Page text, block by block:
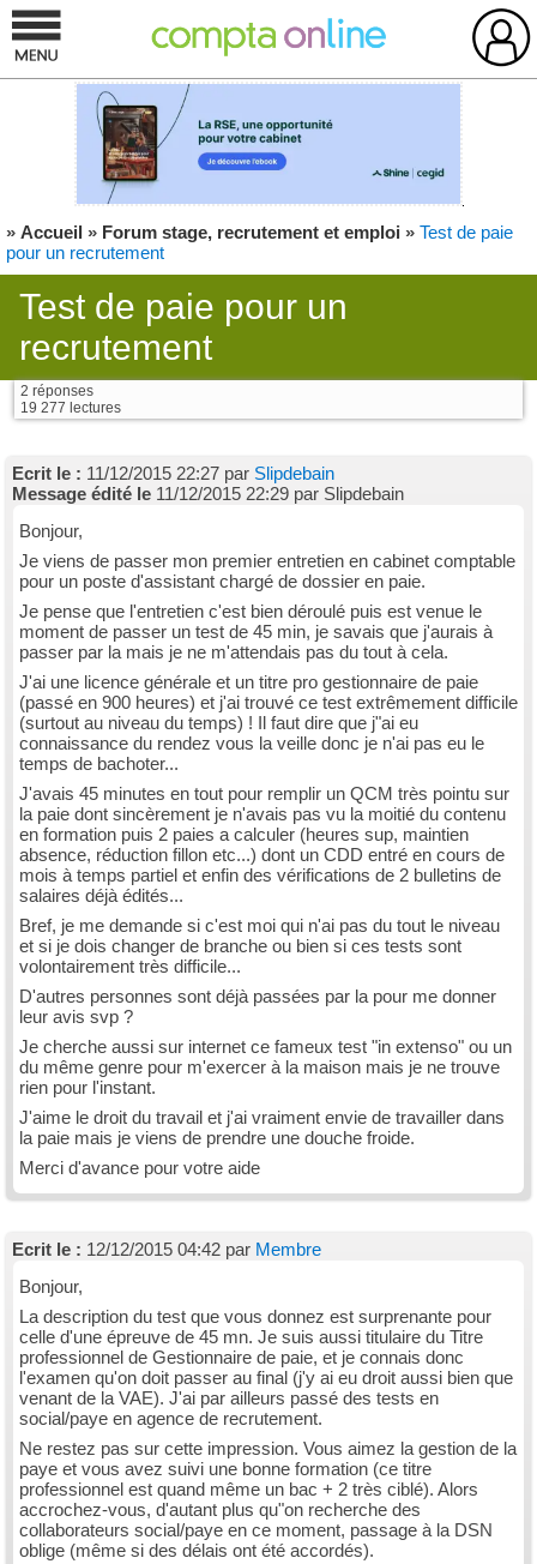
» Accueil » Forum stage, recrutement et emploi » Test de paie
pour un recrutement
Test de paie pour un
recrutement
2 réponses
19 277 lectures
Ecrit le : 11/12/2015 22:27 par Slipdebain
Message édité le 11/12/2015 22:29 par Slipdebain
Bonjour,
Je viens de passer mon premier entretien en cabinet comptable
pour un poste d'assistant chargé de dossier en paie.
Je pense que l'entretien c'est bien déroulé puis est venue le
moment de passer un test de 45 min, je savais que j'aurais à
passer par la mais je ne m'attendais pas du tout à cela.
J'ai une licence générale et un titre pro gestionnaire de paie
(passé en 900 heures) et j'ai trouvé ce test extrêmement difficile
(surtout au niveau du temps) ! Il faut dire que j"ai eu
connaissance du rendez vous la veille donc je n'ai pas eu le
temps de bachoter...
J'avais 45 minutes en tout pour remplir un QCM très pointu sur
la paie dont sincèrement je n'avais pas vu la moitié du contenu
en formation puis 2 paies a calculer (heures sup, maintien
absence, réduction fillon etc...) dont un CDD entré en cours de
mois à temps partiel et enfin des vérifications de 2 bulletins de
salaires déjà édités...
Bref, je me demande si c'est moi qui n'ai pas du tout le niveau
et si je dois changer de branche ou bien si ces tests sont
volontairement très difficile...
D'autres personnes sont déjà passées par la pour me donner
leur avis svp ?
Je cherche aussi sur internet ce fameux test "in extenso" ou un
du même genre pour m'exercer à la maison mais je ne trouve
rien pour l'instant.
J'aime le droit du travail et j'ai vraiment envie de travailler dans
la paie mais je viens de prendre une douche froide.
Merci d'avance pour votre aide
Ecrit le : 12/12/2015 04:42 par Membre
Bonjour,
La description du test que vous donnez est surprenante pour
celle d'une épreuve de 45 mn. Je suis aussi titulaire du Titre
professionnel de Gestionnaire de paie, et je connais donc
l'examen qu'on doit passer au final (j'y ai eu droit aussi bien que
venant de la VAE). J'ai par ailleurs passé des tests en
social/paye en agence de recrutement.
Ne restez pas sur cette impression. Vous aimez la gestion de la
paye et vous avez suivi une bonne formation (ce titre
professionnel est quand même un bac + 2 très ciblé). Alors
accrochez-vous, d'autant plus qu"on recherche des
collaborateurs social/paye en ce moment, passage à la DSN
oblige (même si des délais ont été accordés).